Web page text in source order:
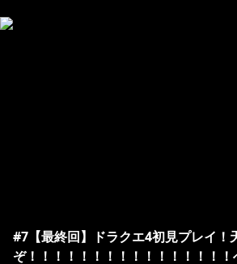
#7【最終回】ドラクエ4初見プレイ！
ぞ！！！！！！！！！！！！！！！